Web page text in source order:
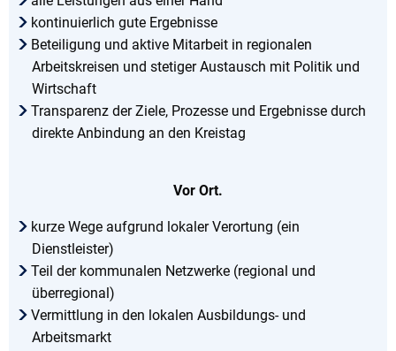
kontinuierlich gute Ergebnisse
Beteiligung und aktive Mitarbeit in regionalen
Arbeitskreisen und stetiger Austausch mit Politik und
Wirtschaft
Transparenz der Ziele, Prozesse und Ergebnisse durch
direkte Anbindung an den Kreistag
Vor Ort.
kurze Wege aufgrund lokaler Verortung (ein
Dienstleister)
Teil der kommunalen Netzwerke (regional und
überregional)
Vermittlung in den lokalen Ausbildungs- und
Arbeitsmarkt